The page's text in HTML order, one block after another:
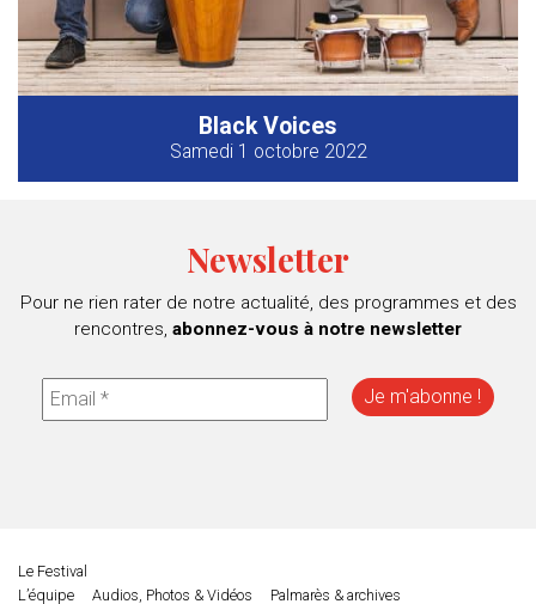
Black Voices
Samedi 1 octobre 2022
Newsletter
Pour ne rien rater de notre actualité, des programmes et des
rencontres, abonnez-vous à notre newsletter
Le Festival
L’équipe
Audios, Photos & Vidéos Palmarès & archives